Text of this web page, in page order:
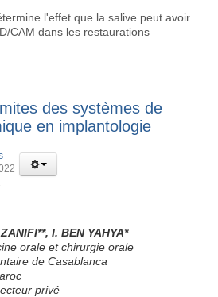
l'effet que la salive peut avoir
CAM dans les restaurations
des systèmes de
en implantologie
I. BEN YAHYA*
orale et chirurgie orale
de Casablanca
privé